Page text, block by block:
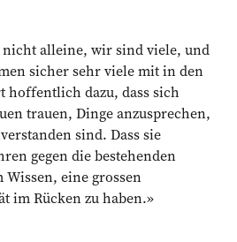
nicht alleine, wir sind viele, und
sicher sehr viele mit in den
hoffentlich dazu, dass sich
trauen, Dinge anzusprechen,
sind. Dass sie
gegen die bestehenden
eine grossen
im Rücken zu haben.»